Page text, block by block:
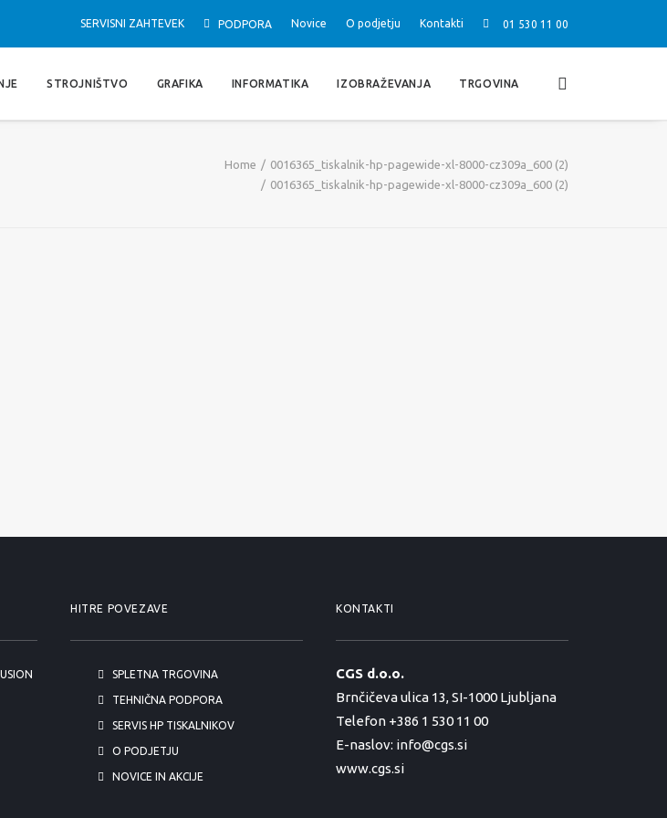
SERVISNI ZAHTEVEK PODPORA Novice O podjetju Kontakti 01 530 11 00
STROJNIŠTVO GRAFIKA INFORMATIKA IZOBRAŽEVANJA TRGOVINA
Home
0016365_tiskalnik-hp-pagewide-xl-8000-cz309a_600 (2)
0016365_tiskalnik-hp-pagewide-xl-8000-cz309a_600 (2)
HITRE POVEZAVE
SPLETNA TRGOVINA
TEHNIČNA PODPORA
SERVIS HP TISKALNIKOV
O PODJETJU
NOVICE IN AKCIJE
KONTAKTI
CGS d.o.o.
Brnčičeva ulica 13, SI-1000 Ljubljana
Telefon +386 1 530 11 00
E-naslov: info@cgs.si
www.cgs.si